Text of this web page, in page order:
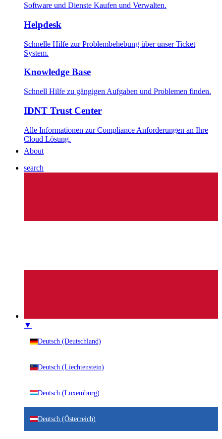
Software und Dienste Kaufen und Verwalten.
Helpdesk
Schnelle Hilfe zur Problembehebung über unser Ticket
System.
Knowledge Base
Schnell Hilfe zu gängigen Aufgaben und Problemen finden.
IDNT Trust Center
Alle Informationen zur Compliance Anforderungen an Ihre
Cloud Lösung.
About
search
▼
Deutsch (Deutschland)
Deutsch (Liechtenstein)
Deutsch (Luxemburg)
Deutsch (Österreich)